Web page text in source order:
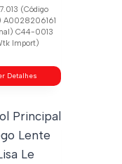
(Código
A0028206161
C44-0013
Import)
Detalhes